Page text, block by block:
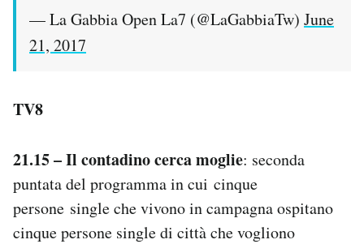
— La Gabbia Open La7 (@LaGabbiaTw) June
21, 2017
TV8
21.15 – Il contadino cerca moglie: seconda
puntata del programma in cui cinque
persone single che vivono in campagna ospitano
cinque persone single di città che vogliono